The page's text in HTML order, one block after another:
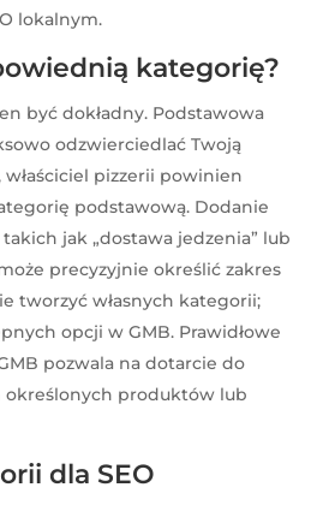
lokalnym.
kategorię?
być dokładny. Podstawowa
odzwierciedlać Twoją
właściciel pizzerii powinien
podstawową. Dodanie
jak „dostawa jedzenia” lub
precyzyjnie określić zakres
tworzyć własnych kategorii;
opcji w GMB. Prawidłowe
pozwala na dotarcie do
określonych produktów lub
dla SEO